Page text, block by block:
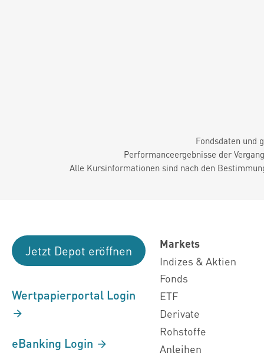
Fondsdaten und
Performanceergebnisse der
Alle Kursinformationen sind nach den
Jetzt Depot eröffnen
Wertpapierportal Login
eBanking Login
Markets
Indizes & Aktien
Fonds
ETF
Derivate
Rohstoffe
Anleihen